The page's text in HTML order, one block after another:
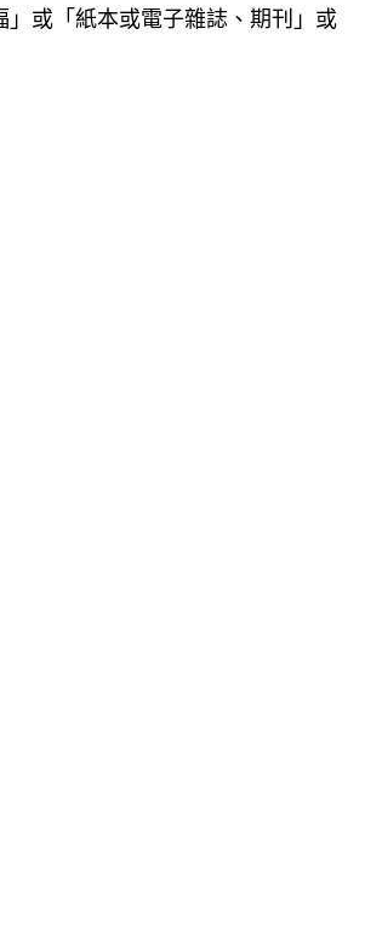
或「紙本或電子雜誌、期刊」或